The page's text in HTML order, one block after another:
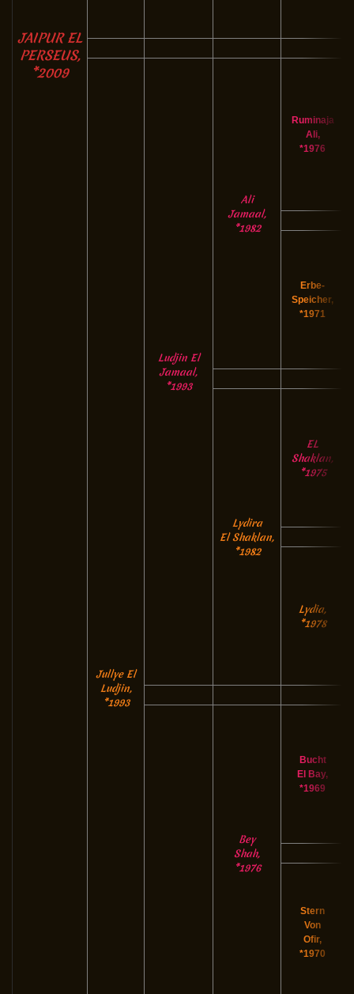
JAIPUR EL
PERSEUS,
*2009
Jullye El
Ludjin,
*1993
Ludjin El
Jamaal,
*1993
Ali
Jamaal,
*1982
Ruminaja
Ali,
*1976
Erbe-
Speicher,
*1971
Lydira
El Shaklan,
*1982
EL
Shaklan,
*1975
Lydia,
*1978
Bey
Shah,
*1976
Bucht
El Bay,
*1969
Stern
Von
Ofir,
*1970